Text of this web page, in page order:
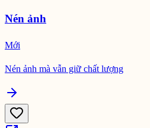
Nén ảnh
Mới
Nén ảnh mà vẫn giữ chất lượng